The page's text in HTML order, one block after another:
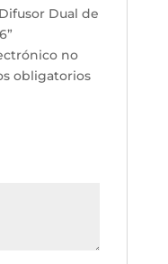
Dual de
no
obligatorios